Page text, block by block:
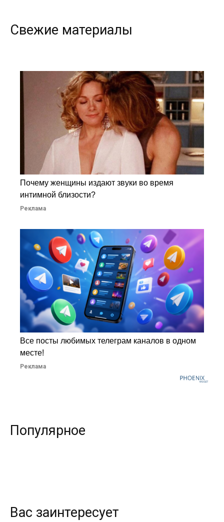
Свежие материалы
Почему женщины издают звуки во время
интимной близости?
Реклама
Все посты любимых телеграм каналов в одном
месте!
Реклама
Популярное
Вас заинтересует